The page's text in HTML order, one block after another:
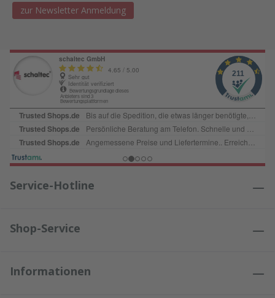
zur Newsletter Anmeldung
Service-Hotline
Shop-Service
Informationen